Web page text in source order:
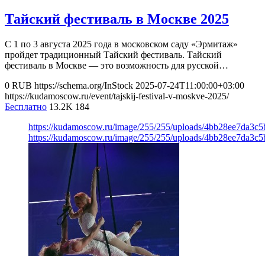
Тайский фестиваль в Москве 2025
С 1 по 3 августа 2025 года в московском саду «Эрмитаж»
пройдет традиционный Тайский фестиваль. Тайский
фестиваль в Москве — это возможность для русской…
0 RUB https://schema.org/InStock 2025-07-24T11:00:00+03:00
https://kudamoscow.ru/event/tajskij-festival-v-moskve-2025/
Бесплатно 13.2K 184
https://kudamoscow.ru/image/255/255/uploads/
https://kudamoscow.ru/image/255/255/uploads/